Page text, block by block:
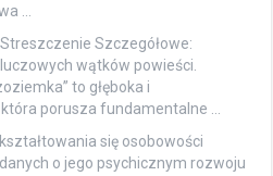
…
Szczegółowe:
wątków powieści.
to głęboka i
porusza fundamentalne …
się osobowości
o jego psychicznym rozwoju